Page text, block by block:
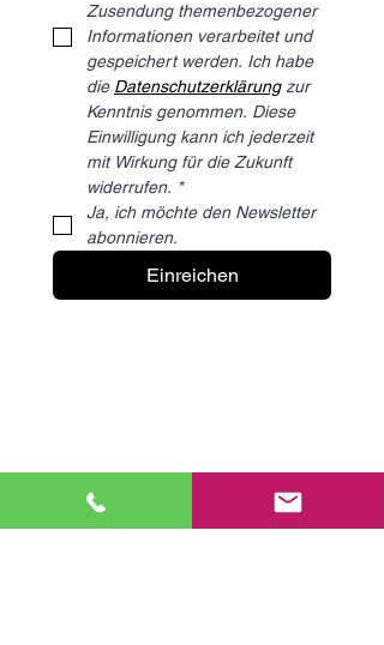
Zusendung themenbezogener
Informationen verarbeitet und
gespeichert werden. Ich habe
die Datenschutzerklärung zur
Kenntnis genommen. Diese
Einwilligung kann ich jederzeit
mit Wirkung für die Zukunft
widerrufen. *
Ja, ich möchte den Newsletter
abonnieren.
Einreichen
SMART WORKS